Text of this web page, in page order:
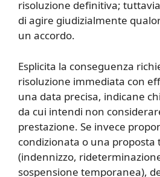
risoluzione definitiva;
di agire giudizialmente
un accordo.
Esplicita la conseguenza
risoluzione immediata con
una data precisa, indicane
da cui intendi non
prestazione. Se invece
condizionata o una proposta
(indennizzo,
sospensione temporanea),